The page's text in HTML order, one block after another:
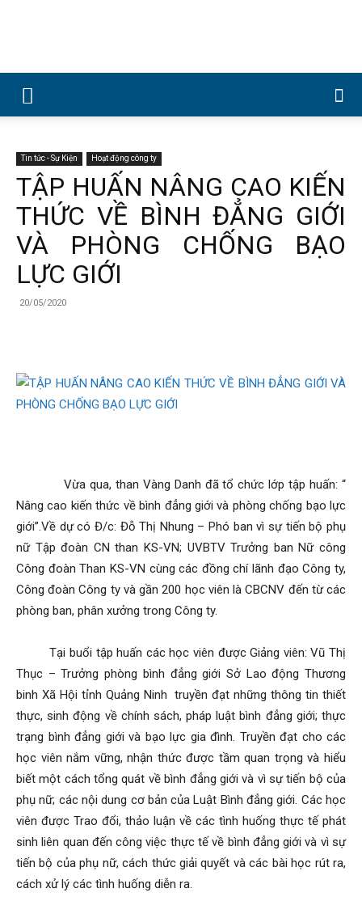
Công
Danh
Vinacomin
Tin tức - Sự Kiện Hoạt động công ty
TẬP HUẤN NÂNG CAO KIẾN
THỨC VỀ BÌNH ĐẲNG GIỚI
VÀ PHÒNG CHỐNG BẠO
LỰC GIỚI
20/05/2020
Vừa qua, than Vàng Danh đã tổ chức lớp tập huấn: “
Nâng cao kiến thức về bình đẳng giới và phòng chống bạo lực
giới”.Về dự có Đ/c: Đỗ Thị Nhung – Phó ban vì sự tiến bộ phụ
nữ Tập đoàn CN than KS-VN; UVBTV Trưởng ban Nữ công
Công đoàn Than KS-VN cùng các đồng chí lãnh đạo Công ty,
Công đoàn Công ty và gần 200 học viên là CBCNV đến từ các
phòng ban, phân xưởng trong Công ty.
Tại buổi tập huấn các học viên được Giảng viên: Vũ Thị
Thục – Trưởng phòng bình đẳng giới Sở Lao động Thương
binh Xã Hội tỉnh Quảng Ninh truyền đạt những thông tin thiết
thực, sinh động về chính sách, pháp luật bình đẳng giới; thực
trạng bình đẳng giới và bạo lực gia đình. Truyền đạt cho các
học viên nắm vững, nhận thức được tầm quan trọng và hiểu
biết một cách tổng quát về bình đẳng giới và vì sự tiến bộ của
phụ nữ; các nội dung cơ bản của Luật Bình đẳng giới. Các học
viên được Trao đổi, thảo luận về các tình huống thực tế phát
sinh liên quan đến công việc thực tế về bình đẳng giới và vì sự
tiến bộ của phụ nữ, cách thức giải quyết và các bài học rút ra,
cách xử lý các tình huống diễn ra.